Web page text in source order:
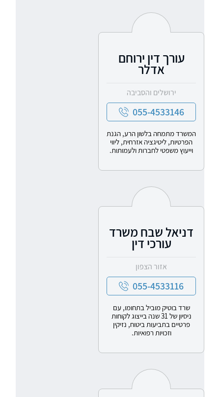
עורך דין ירוחם
אדלר
ירושלים והסביבה
055-4533146
המשרד מתמחה בלשון הרע, הגנת
הפרטיות, ליטיגציה אזרחית, ליווי
וייעוץ משפטי לחברות ולעמותות.
דניאל שבח משרד
עורכי דין
אזור הצפון
055-4533116
שרד בוטיק מוביל בתחומו, עם
ניסיון של 31 שנה בייצוג לקוחות
פרטיים בתביעות ביטוח, נזיקין
וזכויות רפואיות.